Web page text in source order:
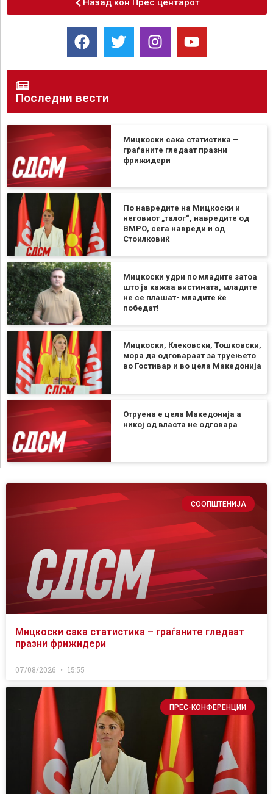
Назад кон Прес центарот
Последни вести
Мицкоски сака статистика –
граѓаните гледаат празни
фрижидери
По навредите на Мицкоски и
неговиот „талог“, навредите од
ВМРО, сега навреди и од
Стоилковиќ
Мицкоски удри по младите затоа
што ја кажаа вистината, младите
не се плашат- младите ќе
победат!
Мицкоски, Клековски, Тошковски,
мора да одговараат за труењето
во Гостивар и во цела Македонија
Отруена е цела Македонија а
никој од власта не одговара
СООПШТЕНИЈА
Мицкоски сака статистика – граѓаните гледаат
празни фрижидери
07/08/2026 15:55
ПРЕС-КОНФЕРЕНЦИИ